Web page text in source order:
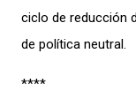
ciclo de reducción
de política neutral.
****